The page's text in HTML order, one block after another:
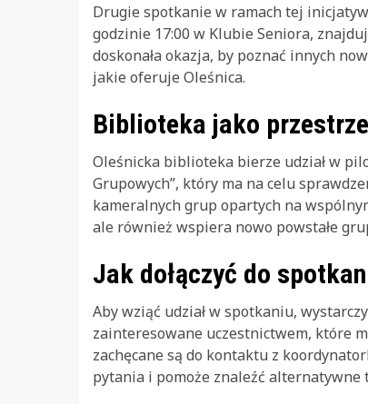
Drugie spotkanie w ramach tej
godzinie 17:00 w Klubie Seniora,
doskonała okazja, by poznać innych
jakie oferuje Oleśnica.
Biblioteka jako
Oleśnicka biblioteka bierze udział w
Grupowych”, który ma na celu
kameralnych grup opartych na
ale również wspiera nowo powstałe
Jak dołączyć do
Aby wziąć udział w spotkaniu,
zainteresowane uczestnictwem, które
zachęcane są do kontaktu z
pytania i pomoże znaleźć alternatywne